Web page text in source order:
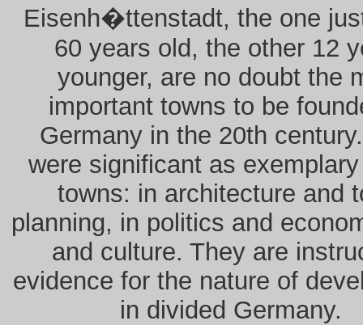
Eisenh�ttenstadt, the one
60 years old, the other 12
younger, are no doubt the
important towns to be
Germany in the 20th
were significant as
towns: in architecture and
planning, in politics and
and culture. They are
evidence for the nature of
in divided Germany.